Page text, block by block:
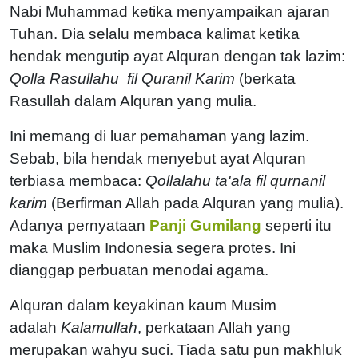
Nabi Muhammad ketika menyampaikan ajaran
Tuhan. Dia selalu membaca kalimat ketika
hendak mengutip ayat Alquran dengan tak lazim:
Qolla Rasullahu fil Quranil Karim (berkata
Rasullah dalam Alquran yang mulia.
Ini memang di luar pemahaman yang lazim.
Sebab, bila hendak menyebut ayat Alquran
terbiasa membaca: Qollalahu ta'ala fil qurnanil
karim (Berfirman Allah pada Alquran yang mulia).
Adanya pernyataan Panji Gumilang seperti itu
maka Muslim Indonesia segera protes. Ini
dianggap perbuatan menodai agama.
Alquran dalam keyakinan kaum Musim
adalah Kalamullah, perkataan Allah yang
merupakan wahyu suci. Tiada satu pun makhluk